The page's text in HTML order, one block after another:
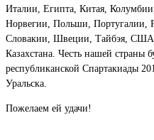
Италии, Египта, Китая,
Норвегии, Польши, Португалии,
Словакии, Швеции, Тайбэя,
Казахстана. Честь нашей страны
республиканской Спартакиады
Уральска.
Пожелаем ей удачи!